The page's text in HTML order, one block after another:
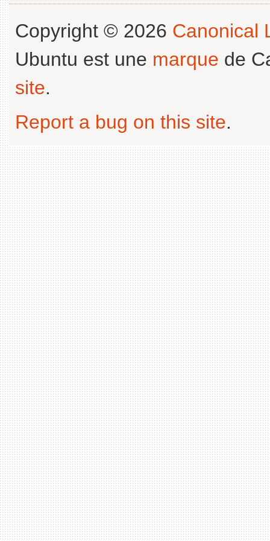
Copyright © 2026 Canonical
Ubuntu est une marque de
site.
Report a bug on this site.